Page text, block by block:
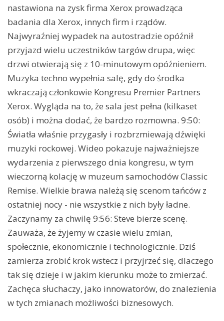
nastawiona na zysk firma Xerox prowadząca
badania dla Xerox, innych firm i rządów.
Najwyraźniej wypadek na autostradzie opóźnił
przyjazd wielu uczestników targów drupa, więc
drzwi otwierają się z 10-minutowym opóźnieniem.
Muzyka techno wypełnia salę, gdy do środka
wkraczają członkowie Kongresu Premier Partners
Xerox. Wygląda na to, że sala jest pełna (kilkaset
osób) i można dodać, że bardzo rozmowna. 9:50:
Światła właśnie przygasły i rozbrzmiewają dźwięki
muzyki rockowej. Wideo pokazuje najważniejsze
wydarzenia z pierwszego dnia kongresu, w tym
wieczorną kolację w muzeum samochodów Classic
Remise. Wielkie brawa należą się scenom tańców z
ostatniej nocy - nie wszystkie z nich były ładne.
Zaczynamy za chwilę 9:56: Steve bierze scenę.
Zauważa, że żyjemy w czasie wielu zmian,
społecznie, ekonomicznie i technologicznie. Dziś
zamierza zrobić krok wstecz i przyjrzeć się, dlaczego
tak się dzieje i w jakim kierunku może to zmierzać.
Zachęca słuchaczy, jako innowatorów, do znalezienia
w tych zmianach możliwości biznesowych.